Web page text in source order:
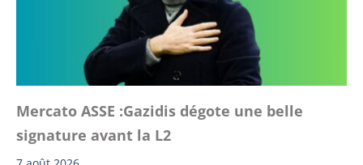
Mercato ASSE :Gazidis dégote une belle
signature avant la L2